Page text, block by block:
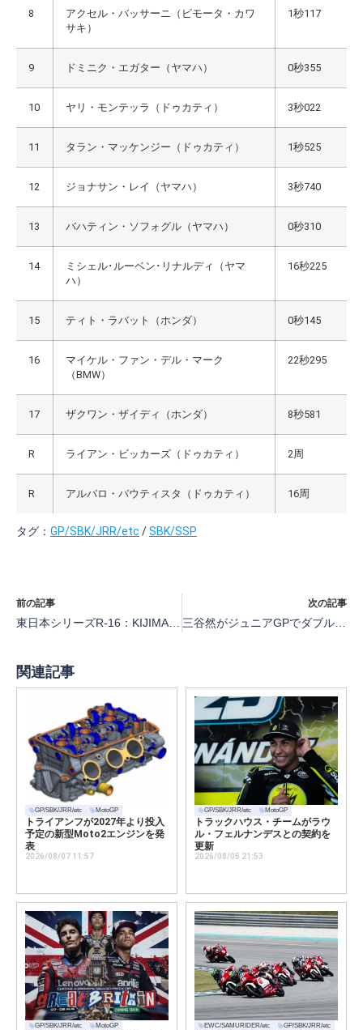
8
アクセル・バッサーニ（ビモータ・カワ
サキ）
1秒117
9 ドミニク・エガター（ヤマハ） 0秒355
10 ヤリ・モンテッラ（ドゥカティ） 3秒022
11 タラン・マッケンジー（ドゥカティ） 1秒525
12 ジョナサン・レイ（ヤマハ） 3秒740
13 バハティン・ソフォグル（ヤマハ） 0秒310
14
ミシェル･ルーベン･リナルディ（ヤマ
ハ）
16秒225
15 ティト・ラバット（ホンダ） 0秒145
16
マイケル・ファン・デル・マーク
（BMW）
22秒295
17 ザクワン・ザイディ（ホンダ） 8秒581
R ライアン・ビッカーズ（ドゥカティ） 2周
R アルバロ・バウティスタ（ドゥカティ） 16周
タグ： GP/SBK/JRR/etc /SBK/SSP
前の記事 次の記事
三谷然がジュニアGPでダブル入賞【FIM ジュニアGP世界選手権第4戦アラゴン】
関連記事
GP/SBK/JRR/etc MotoGP
トライアンフが2027年より投入
予定の新型Moto2エンジンを発
表
2026/08/07 11:57
GP/SBK/JRR/etc MotoGP
トラックハウス・チームがラウ
ル・フェルナンデスとの契約を
更新
2026/08/05 21:53
GP/SBK/JRR/etc MotoGP EWC/SAMURIDER/etc GP/SBK/JRR/etc